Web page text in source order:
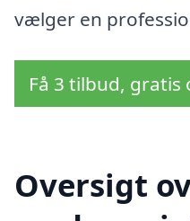
vælger en
Få 3 tilbud,
Oversigt